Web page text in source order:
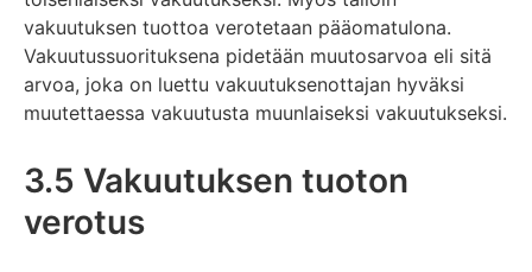
vakuutuksen tuottoa verotetaan pääomatulona.
Vakuutussuorituksena pidetään muutosarvoa eli sitä
arvoa, joka on luettu vakuutuksenottajan hyväksi
muutettaessa vakuutusta muunlaiseksi vakuutukseksi.
3.5 Vakuutuksen tuoton
verotus